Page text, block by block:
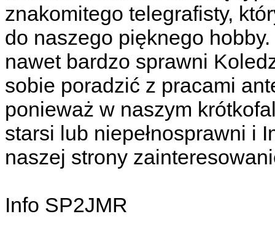
znakomitego telegrafisty,
do naszego pięknego
nawet bardzo sprawni
sobie poradzić z pracami
ponieważ w naszym
starsi lub niepełnosprawni i
naszej strony
Info SP2JMR